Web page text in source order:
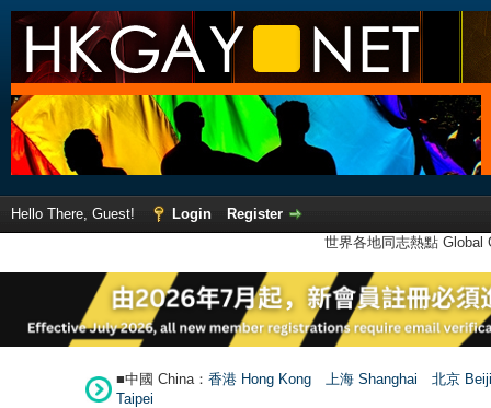
Hello There, Guest! Login
Register
世界各地同志熱點
■中國 China： 香港 Hong Kong 上海 Shanghai
北京
Taipei